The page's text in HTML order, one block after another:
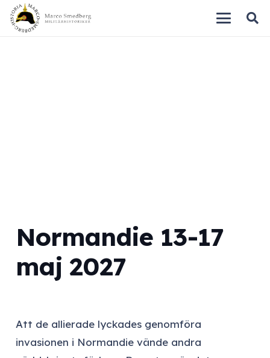
Normandie 13-17
maj 2027
Att de allierade lyckades genomföra
invasionen i Normandie vände andra